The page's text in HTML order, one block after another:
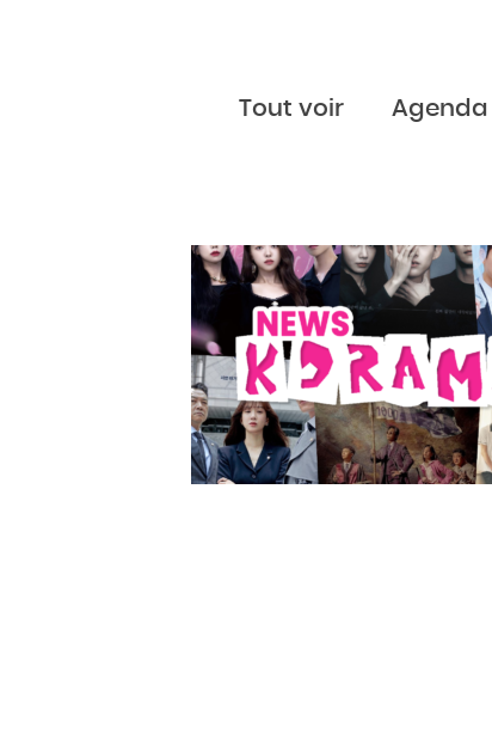
Tout voir Agenda